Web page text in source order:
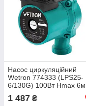
Насос циркуляційний
Wetron 774333 (LPS25-
6/130G) 100Вт Hmax 6м
Qmax 50л/хв Ø1½"
зел + гайки Ø1"
1 487 ₴